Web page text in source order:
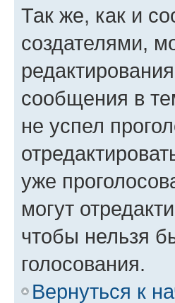
Так же, как и
создателями,
сообщения в
не успел
уже
могут
чтобы нельзя
голосования.
Вернуться к